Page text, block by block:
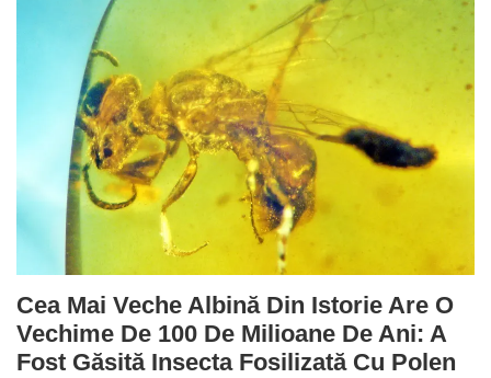
Cea Mai Veche Albină Din Istorie Are O
Vechime De 100 De Milioane De Ani: A
Fost Găsită Insecta Fosilizată Cu Polen